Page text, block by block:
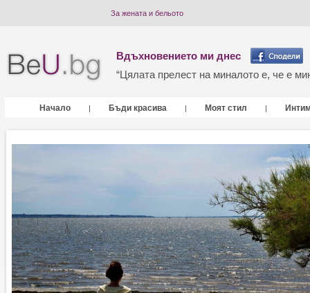
За жената и бельото
Вдъхновението ми днес
“Цялата прелест на миналото е, че е
Начало | Бъди красива | Моят стил |